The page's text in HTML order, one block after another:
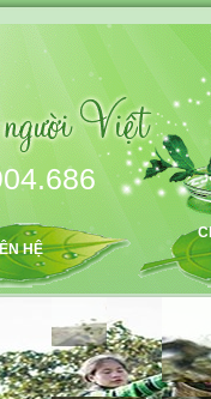
HỆ